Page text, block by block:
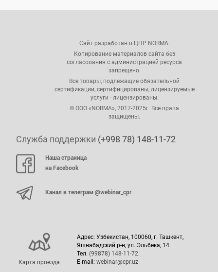
Сайт разработан в ЦПР NORMA.
Копирование материалов сайта без
согласования с администрацией ресурса
запрещено.
Все товары, подлежащие обязательной
сертификации, сертифицированы, лицензируемые
услуги - лицензированы.
© ООО «NORMA», 2017-2025г. Все права
защищены.
Служба поддержки (+998 78) 148-11-72
Наша страница
на Facebook
Канал в телеграм @webinar_cpr
Карта проезда
Адрес: Узбекистан, 100060, г. Ташкент,
Яшнабадский р-н, ул. Эльбека, 14
Тел. (99878) 148-11-72.
E-mail: webinar@cpr.uz